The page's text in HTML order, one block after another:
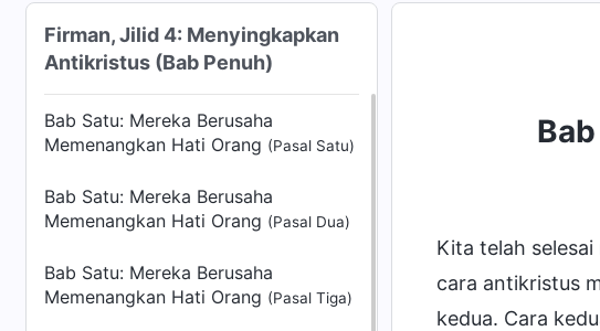
Firman, Jilid 4: Menyingkapkan
Antikristus (Bab Penuh)
Bab Satu: Mereka Berusaha
Memenangkan Hati Orang (Pasal Satu)
Bab Satu: Mereka Berusaha
Memenangkan Hati Orang (Pasal Dua)
Bab Satu: Mereka Berusaha
Memenangkan Hati Orang (Pasal Tiga)
Kita telah
cara antikristus
kedua. Cara